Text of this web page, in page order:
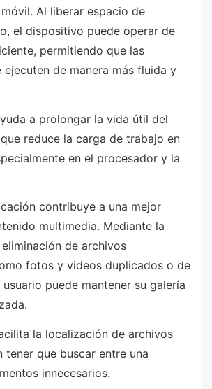
Al liberar espacio de
el dispositivo puede operar de
permitiendo que las
ejecuten de manera más fluida y
a prolongar la vida útil del
reduce la carga de trabajo en
en el procesador y la
contribuye a una mejor
multimedia. Mediante la
de archivos
fotos y videos duplicados o de
puede mantener su galería
la localización de archivos
tener que buscar entre una
innecesarios.